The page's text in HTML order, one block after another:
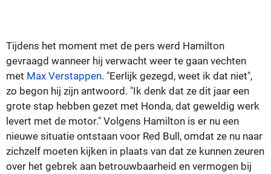
Tijdens het moment met de pers werd Hamilton
gevraagd wanneer hij verwacht weer te gaan vechten
met Max Verstappen. "Eerlijk gezegd, weet ik dat niet",
zo begon hij zijn antwoord. "Ik denk dat ze dit jaar een
grote stap hebben gezet met Honda, dat geweldig werk
levert met de motor." Volgens Hamilton is er nu een
nieuwe situatie ontstaan voor Red Bull, omdat ze nu naar
zichzelf moeten kijken in plaats van dat ze kunnen zeuren
over het gebrek aan betrouwbaarheid en vermogen bij